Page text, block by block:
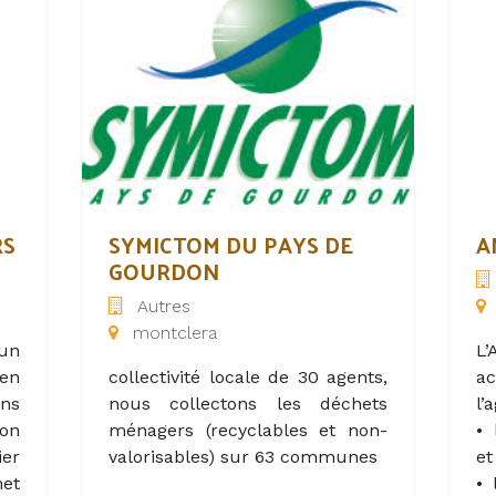
SYMICTOM DU PAYS DE
GOURDON
Autres
montclera
collectivité locale de 30 agents,
nous collectons les déchets
ménagers (recyclables et non-
valorisables) sur 63 communes
•
et
•